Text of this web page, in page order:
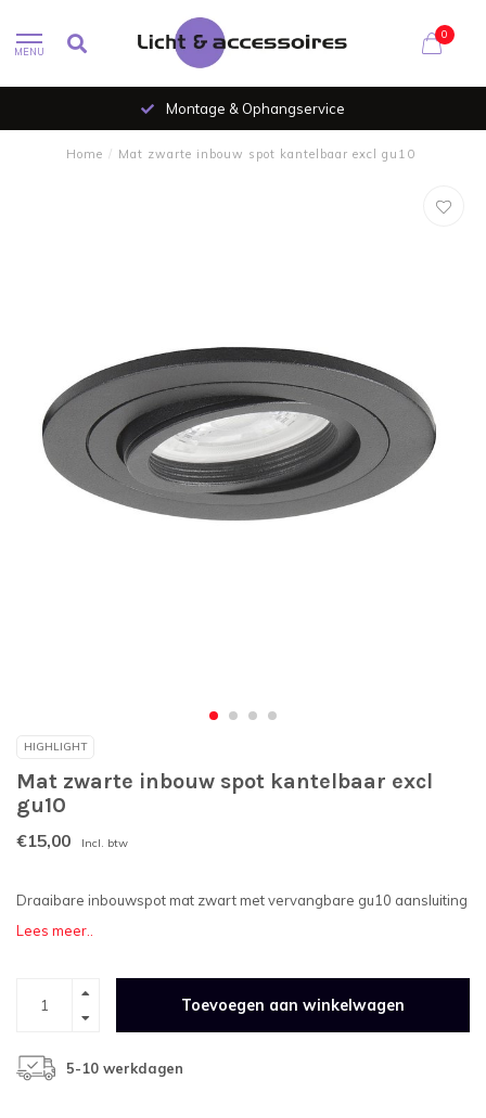
MENU
0
Montage & Ophangservice
Home / Mat zwarte inbouw spot kantelbaar excl gu10
HIGHLIGHT
Mat zwarte inbouw spot kantelbaar excl
gu10
€15,00 Incl. btw
Draaibare inbouwspot mat zwart met vervangbare gu10 aansluiting
Lees meer..
Toevoegen aan winkelwagen
5-10 werkdagen